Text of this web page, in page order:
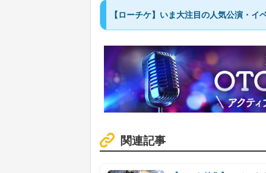
【ローチケ】いま大注目の人気公演・イ
関連記事